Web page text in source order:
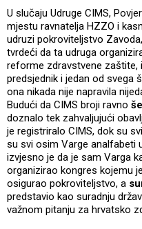
U slučaju Udruge CIMS,
mjestu ravnatelja HZZO i
udruzi pokroviteljstvo
tvrdeći da ta udruga
reforme zdravstvene zaštite,
predsjednik i jedan od svega
ona nikada nije napravila
Budući da CIMS broji ravno
doznalo tek zahvaljujući
je registriralo CIMS, dok su
su svi osim Varge analfabeti
izvjesno je da je sam Varga
organizirao kongres kojemu
osigurao pokroviteljstvo, a
predstavio kao suradnju
važnom pitanju za hrvatsko